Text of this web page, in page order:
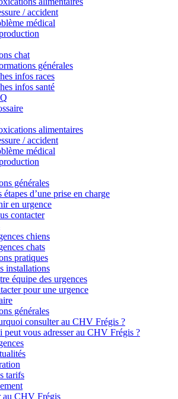
/ accident
médical
chat
générales
infos races
infos santé
alimentaires
/ accident
médical
générales
étapes d’une prise en charge
en urgence
contacter
chiens
chats
pratiques
installations
équipe des urgences
pour une urgence
générales
consulter au CHV Frégis ?
peut vous adresser au CHV Frégis ?
tarifs
au CHV Frégis